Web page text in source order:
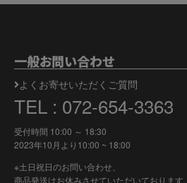
一般お問い合わせ
よくお寄せいただくご質問
TEL : 072-654-3363
受付時間 10:00 ～ 18:30
2023年10月より 10:00 ~ 18:00
※土日祝日のお問い合わせ、
商品発送はお休みさせていただいております。